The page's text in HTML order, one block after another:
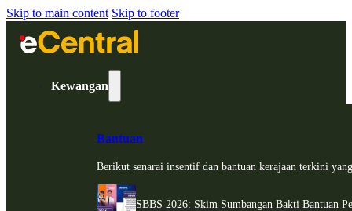
Skip to main content Skip to footer
Kewangan
Bantuan
Berikut senarai insentif dan bantuan kerajaan terkini
SBBS 2026: Skim Sumbangan Bakti Bantuan